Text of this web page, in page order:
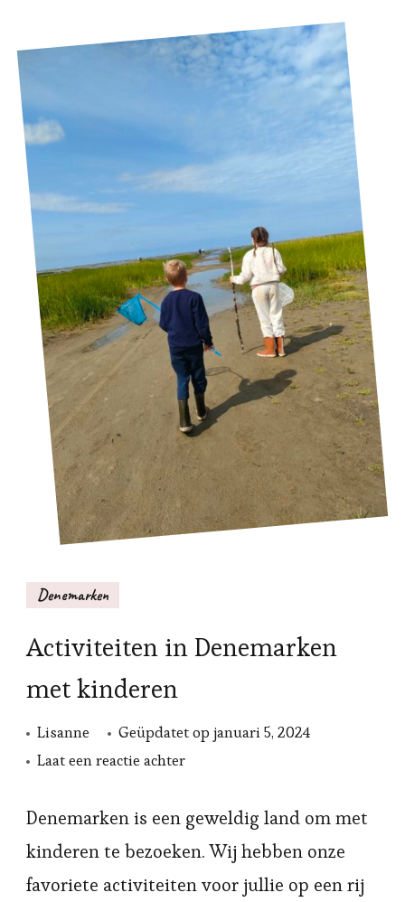
Denemarken
Activiteiten in Denemarken
met kinderen
Lisanne Geüpdatet op januari 5, 2024
Laat een reactie achterop
in
Denemarken
Denemarken is een geweldig land om met
kinderen te bezoeken. Wij hebben onze
favoriete activiteiten voor jullie op een rij